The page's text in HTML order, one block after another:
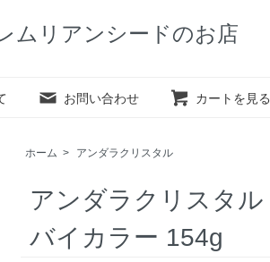
ムリアンシードのお店
お問い合わせ カートを見る
ホーム > アンダラクリスタル
アンダラクリスタル
バイカラー 154g